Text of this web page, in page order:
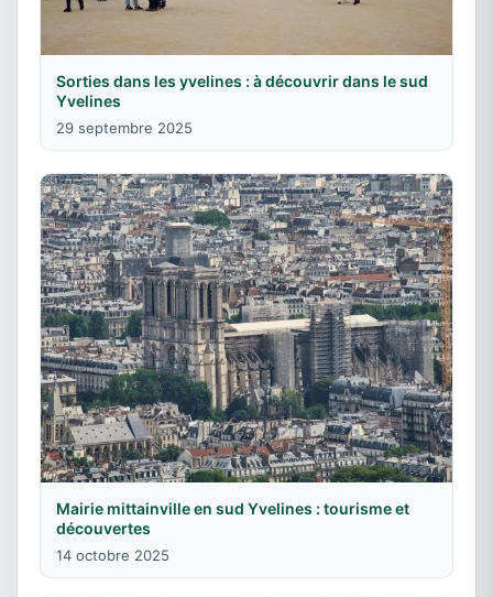
Sorties dans les yvelines : à découvrir dans le sud
Yvelines
29 septembre 2025
Mairie mittainville en sud Yvelines : tourisme et
découvertes
14 octobre 2025